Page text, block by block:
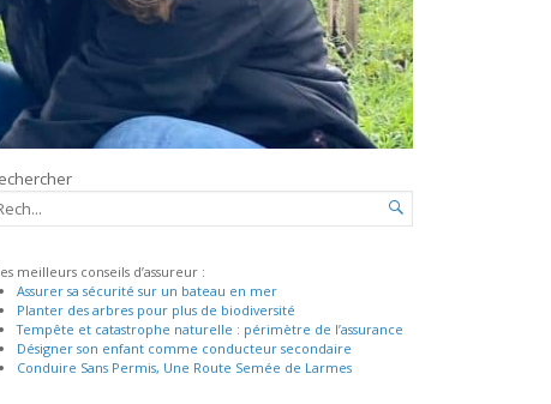

meilleurs conseils d’assureur :
Assurer sa sécurité sur un bateau en mer
Planter des arbres pour plus de biodiversité
Tempête et catastrophe naturelle : périmètre de l’assurance
Désigner son enfant comme conducteur secondaire
Conduire Sans Permis, Une Route Semée de Larmes